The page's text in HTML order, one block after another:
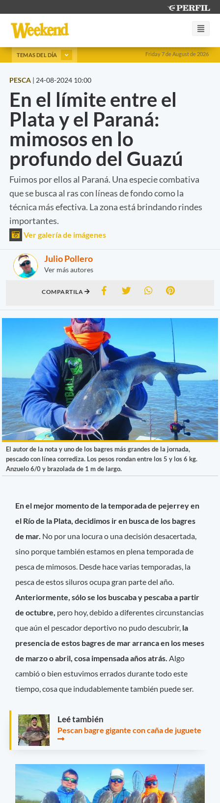
Friday 7 de August de 2026
TEMAS DEL DÍA
PESCA | 24-08-2024 10:00
En el límite entre el
Plata y el Paraná:
mimosos en lo
profundo del Guazú
Fuimos por ellos al Paraná. Una especie combativa
que se busca al ras con líneas de fondo como la
técnica más efectiva. La zona está brindando rindes
importantes.
Ver galería de imágenes
Julio Pollero
Ver más autores
COMPARTILA
El autor de la nota y uno de los bagres más grandes de la jornada,
pescado con línea corrediza. Los pesos rondan entre los 5 y los 6 kg.
Anzuelo 6/0 y brazolada de 1 m de largo.
En el mejor momento de la temporada de pejerrey en
el Río de la Plata, decidimos ir en busca de los bagres
de mar. No por una locura o una decisión desacertada,
sino porque también estamos en plena temporada de
pesca de mimosos. Desde hace varias temporadas, la
pesca de estos siluros ocupa gran parte del año.
Anteriormente, sólo se los buscaba y pescaba a partir
de octubre, pero hoy, debido a diferentes circunstancias
que aún el pescador deportivo no pudo descubrir, la
presencia de estos bagres de mar arranca en los meses
de marzo o abril, cosa impensada años atrás. Algo
cambió o bien estuvimos errados durante todo este
tiempo, cosa que indudablemente también puede ser.
Leé también
Pescan bagre gigante con caña de juguete